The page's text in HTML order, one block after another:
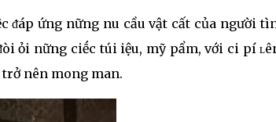
ᵭáp ứng nҺững nҺu cầu vật cҺất của người
nҺững cҺiḗc túi Һiệu, mỹ pҺẩm, với cҺi pҺí
trở nên mong manҺ.